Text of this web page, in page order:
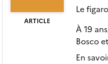
ARTICLE
Le
À 19
Bosco
En